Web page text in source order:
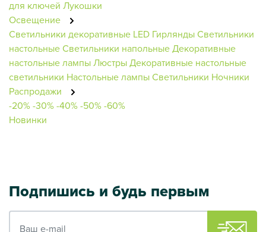
для ключей Лукошки
Освещение
Светильники декоративные LED ГирляндыСветильники
настольныеСветильники напольныеДекоративные
настольные лампыЛюстрыДекоративные настольные
светильники Настольные лампыСветильники Ночники
Распродажи
-20%-30%-40%-50%-60%
Новинки
Подпишись и будь первым